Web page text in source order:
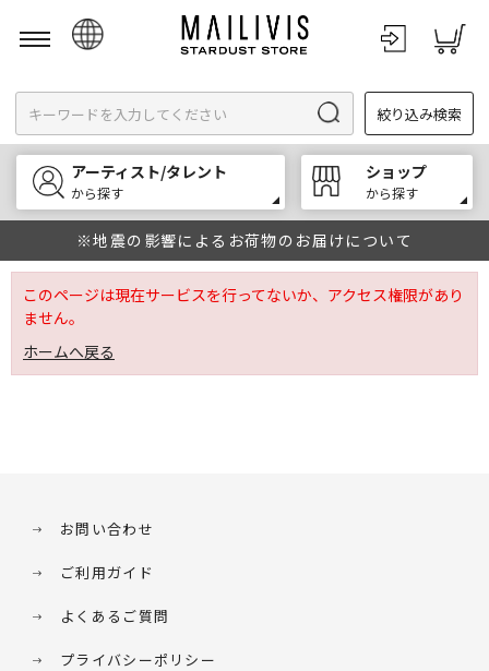
English
한국어
中文
絞り込み検索
アーティスト/タレント
から探す
ショップ
から探す
※地震の影響によるお荷物のお届けについて
このページは現在サービスを行ってないか、アクセス権限があり
ません。
ホームへ戻る
お問い合わせ
ご利用ガイド
よくあるご質問
プライバシーポリシー